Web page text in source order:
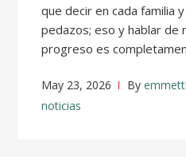
que decir en cada familia
pedazos; eso y hablar de
progreso es
May 23, 2026 By
noticias